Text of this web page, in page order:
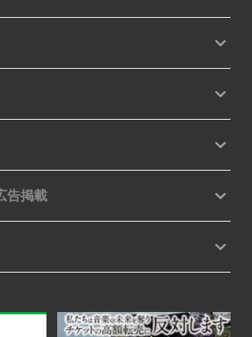
告掲載